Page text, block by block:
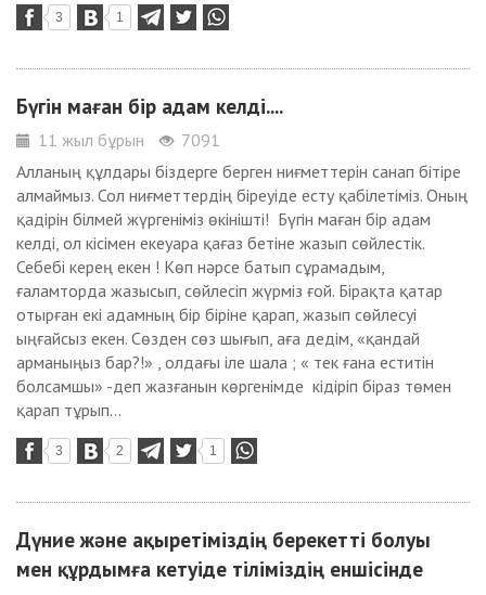
3 1
Бүгін маған бір адам келді....
11 жыл бұрын
7091
Алланың құлдары біздерге берген ниғметтерін санап бітіре
алмаймыз. Сол ниғметтердің біреуіде есту қабілетіміз. Оның
қадірін білмей жүргеніміз өкінішті! Бүгін маған бір адам
келді, ол кісімен екеуара қағаз бетіне жазып сөйлестік.
Себебі керең екен ! Көп нәрсе батып сұрамадым,
ғаламторда жазысып, сөйлесіп жүрміз ғой. Бірақта қатар
отырған екі адамның бір біріне қарап, жазып сөйлесуі
ыңғайсыз екен. Сөзден сөз шығып, аға дедім, «қандай
арманыңыз бар?!» , олдағы іле шала ; « тек ғана еститін
болсамшы» -деп жазғанын көргенімде кідіріп біраз төмен
қарап тұрып...
3 2 1
Дүние және ақыретіміздің берекетті болуы
мен құрдымға кетуіде тіліміздің еншісінде